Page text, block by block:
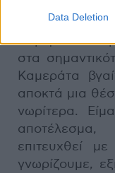
Data Deletion
Καμεράτα θα
στα
Καμεράτα
αποκτά μια
νωρίτερα.
επιτευχθεί
γνωρίζουμε,